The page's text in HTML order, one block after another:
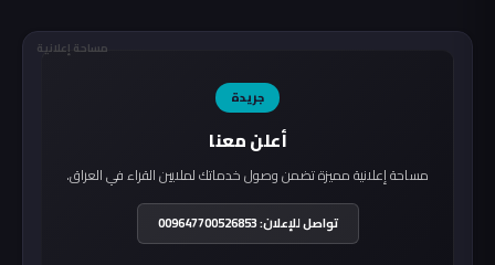
مساحة إعلانية
جريدة
أعلن معنا
مساحة إعلانية مميزة تضمن وصول خدماتك لملايين القراء في العراق.
تواصل للإعلان: 009647700526853